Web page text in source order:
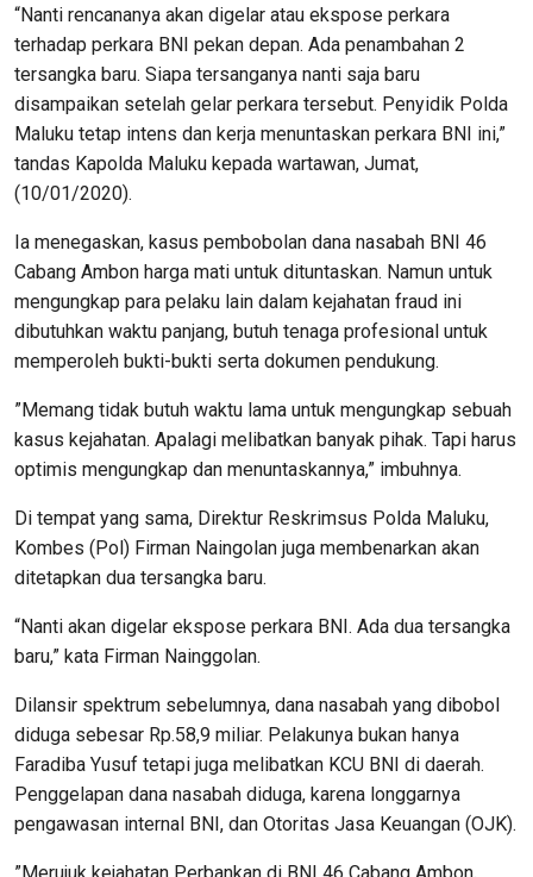
“Nanti rencananya akan digelar atau ekspose perkara
terhadap perkara BNI pekan depan. Ada penambahan 2
tersangka baru. Siapa tersanganya nanti saja baru
disampaikan setelah gelar perkara tersebut. Penyidik Polda
Maluku tetap intens dan kerja menuntaskan perkara BNI ini,”
tandas Kapolda Maluku kepada wartawan, Jumat,
(10/01/2020).
Ia menegaskan, kasus pembobolan dana nasabah BNI 46
Cabang Ambon harga mati untuk dituntaskan. Namun untuk
mengungkap para pelaku lain dalam kejahatan fraud ini
dibutuhkan waktu panjang, butuh tenaga profesional untuk
memperoleh bukti-bukti serta dokumen pendukung.
”Memang tidak butuh waktu lama untuk mengungkap sebuah
kasus kejahatan. Apalagi melibatkan banyak pihak. Tapi harus
optimis mengungkap dan menuntaskannya,” imbuhnya.
Di tempat yang sama, Direktur Reskrimsus Polda Maluku,
Kombes (Pol) Firman Naingolan juga membenarkan akan
ditetapkan dua tersangka baru.
“Nanti akan digelar ekspose perkara BNI. Ada dua tersangka
baru,” kata Firman Nainggolan.
Dilansir spektrum sebelumnya, dana nasabah yang dibobol
diduga sebesar Rp.58,9 miliar. Pelakunya bukan hanya
Faradiba Yusuf tetapi juga melibatkan KCU BNI di daerah.
Penggelapan dana nasabah diduga, karena longgarnya
pengawasan internal BNI, dan Otoritas Jasa Keuangan (OJK).